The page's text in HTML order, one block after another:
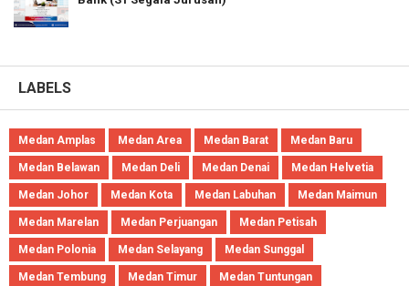
LABELS
Medan Amplas Medan Area Medan Barat Medan Baru
Medan Belawan Medan Deli Medan Denai Medan Helvetia
Medan Johor Medan Kota Medan Labuhan Medan Maimun
Medan Marelan Medan Perjuangan Medan Petisah
Medan Polonia Medan Selayang Medan Sunggal
Medan Tembung Medan Timur Medan Tuntungan